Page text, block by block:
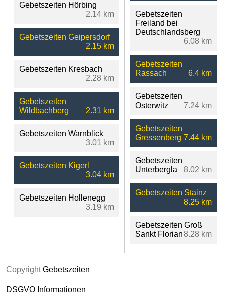
Gebetszeiten Hörbing
2.14 km
Gebetszeiten Geipersdorf
2.15 km
Gebetszeiten Kresbach
2.28 km
Gebetszeiten
Wildbachberg
2.31 km
Gebetszeiten Warnblick
3.01 km
Gebetszeiten Kigerl
3.04 km
Gebetszeiten Hollenegg
3.19 km
Gebetszeiten
Freiland bei
Deutschlandsberg
6.08 km
Gebetszeiten
Rassach
6.4 km
Gebetszeiten
Osterwitz
7.24 km
Gebetszeiten
Gressenberg 7.44 km
Gebetszeiten
Unterbergla
8.02 km
Gebetszeiten Stainz
8.25 km
Gebetszeiten Groß
Sankt Florian8.28 km
CopyrightGebetszeiten
DSGVO Informationen